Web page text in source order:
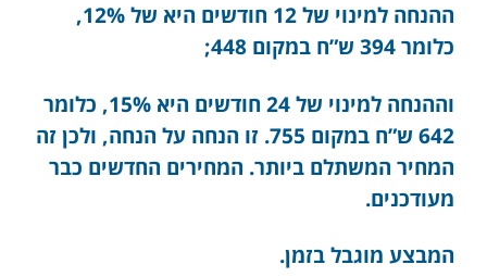
ההנחה למינוי של 12 חודשים היא של 12%,
כלומר 394 ש”ח במקום 448;
וההנחה למינוי של 24 חודשים היא 15%, כלומר
642 ש”ח במקום 755. זו הנחה על הנחה, ולכן זה
המחיר המשתלם ביותר. המחירים החדשים כבר
מעודכנים.
המבצע מוגבל בזמן.